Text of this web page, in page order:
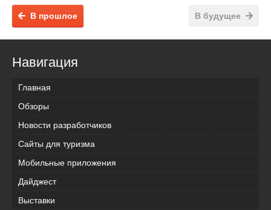
В будущее
В прошлое
Навигация
Главная
Обзоры
Новости разработчиков
Сайты для туризма
Мобильные приложения
Дайджест
Выставки